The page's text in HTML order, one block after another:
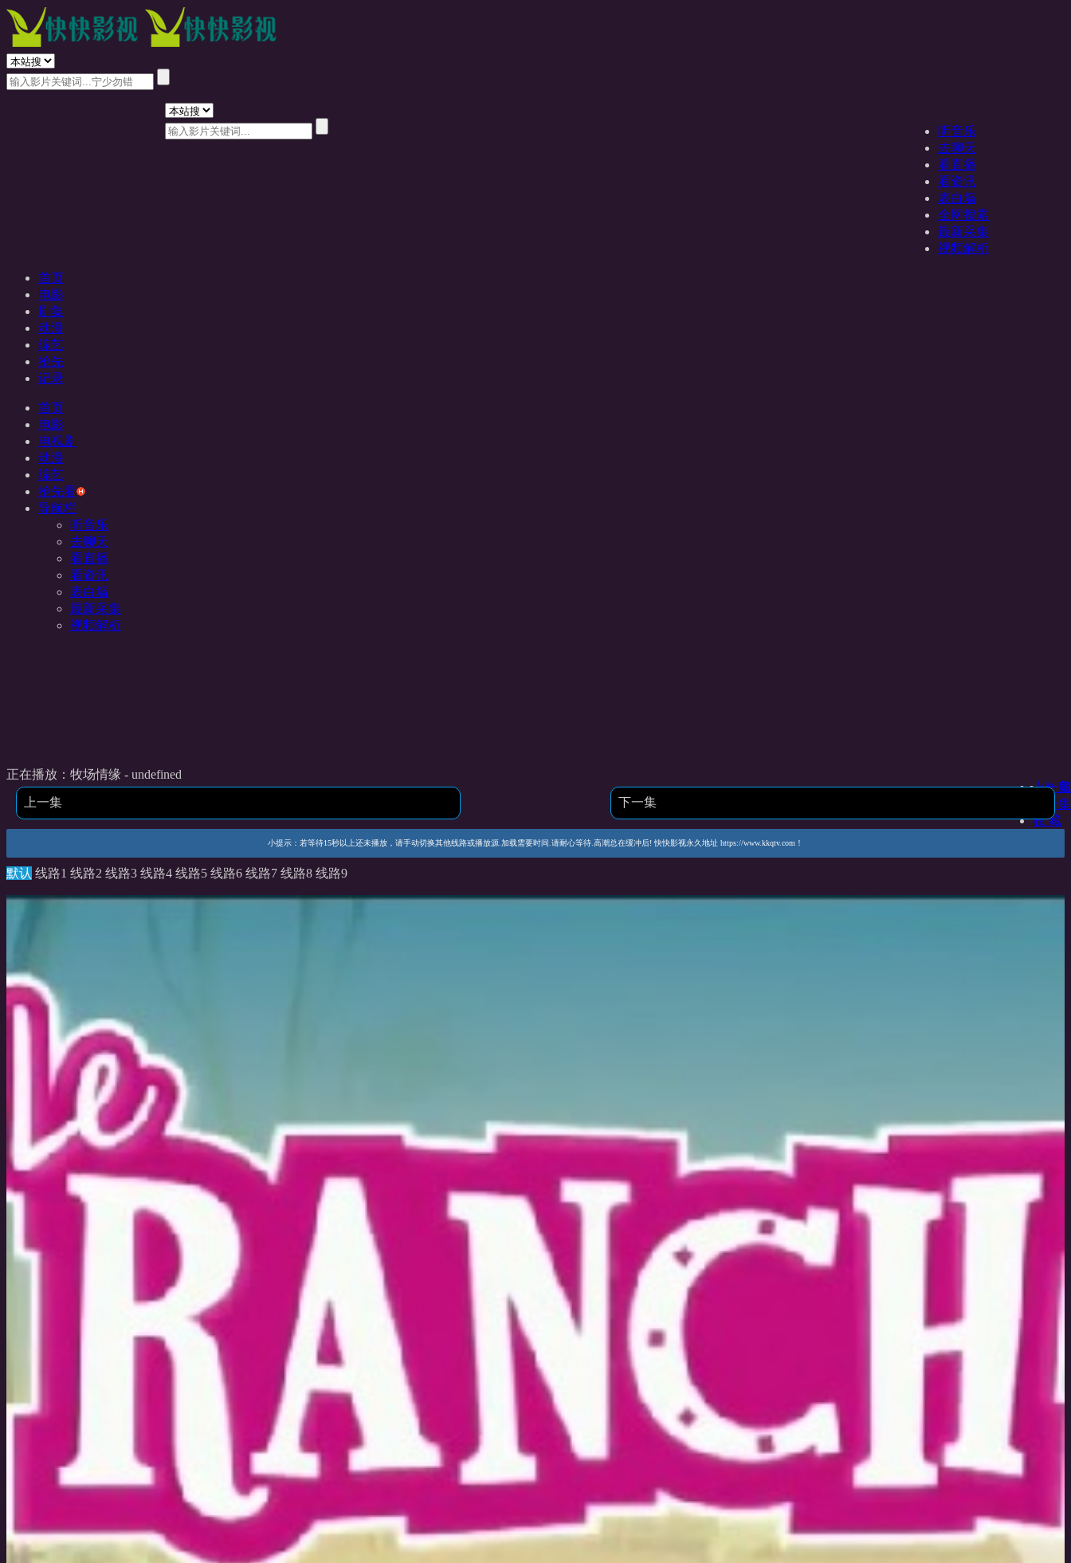
听音乐
去聊天
看直播
看资讯
表白墙
全网搜索
最新采集
视频解析
首页
电影
剧集
动漫
综艺
抢先
记录
首页
电影
电视剧
动漫
综艺
抢先看
导航栏
听音乐
去聊天
看直播
看资讯
表白墙
最新采集
视频解析
上一集
下一集
收 藏
收 藏
正在播放：牧场情缘 - undefined
上一集 下一集
小提示：若等待15秒以上还未播放，请手动切换其他线路或播放源.加载需要时间.请耐心等待.高潮总在缓冲后! 快快影视永久地址 https://www.kkqtv.com！
默认 线路1 线路2 线路3 线路4 线路5 线路6 线路7 线路8 线路9